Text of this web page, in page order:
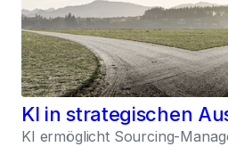
KI in strategischen
KI ermöglicht Sourcing-